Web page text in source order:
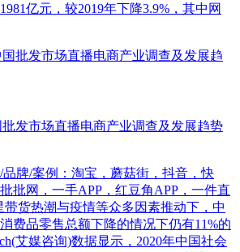
亿元，较2019年下降3.9%，其中网
发市场直播电商产业调查及发展趋势
牌/案例：淘宝，蘑菇街，抖音，快
批网，一手APP，红豆角APP，一件直
带货热潮与疫情等众多因素推动下，中
费品零售总额下降的情况下仍有11%的
艾媒咨询)数据显示，2020年中国社会